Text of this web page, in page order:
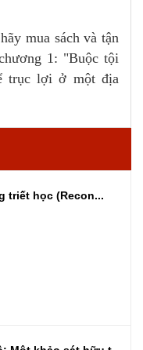
mua sách và tận
1: "Buộc tội
trục lợi ở một địa
triết học (Recon...